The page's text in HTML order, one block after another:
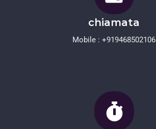
chiamata
Mobile : +919468502106